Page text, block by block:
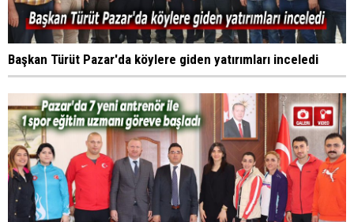
Başkan Türüt Pazar'da köylere giden yatırımları inceledi